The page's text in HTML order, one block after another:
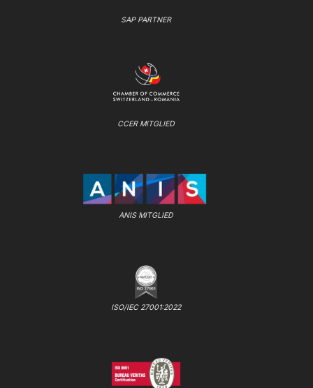
SAP PARTNER
CCER MITGLIED
ANIS MITGLIED
ISO/IEC 27001:2022